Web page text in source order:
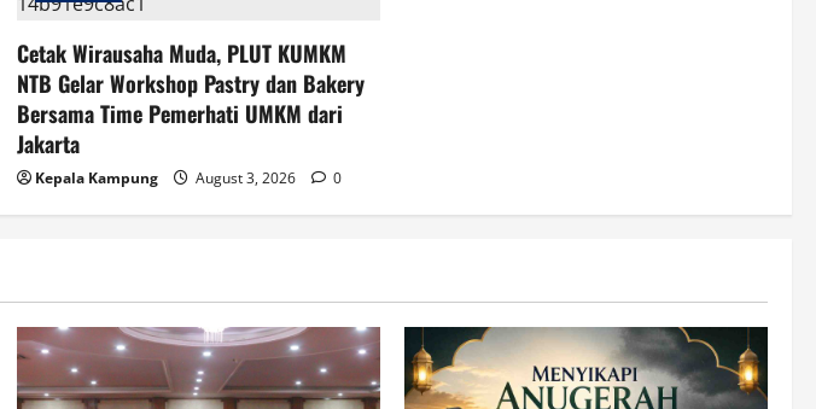
Cetak Wirausaha Muda, PLUT KUMKM
NTB Gelar Workshop Pastry dan Bakery
Bersama Time Pemerhati UMKM dari
Jakarta
Kepala Kampung August 3, 2026 0